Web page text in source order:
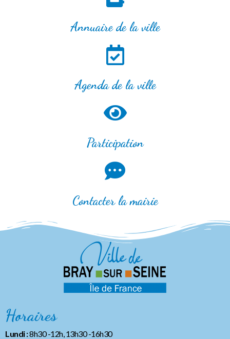
Annuaire de la ville
Agenda de la ville
Participation
Contacter la mairie
Horaires
Lundi :8h30 -12h, 13h30 -16h30